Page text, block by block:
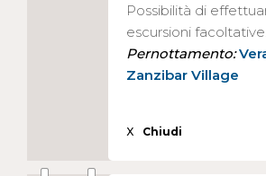
Possibilità di
escursioni facoltative.
Pernottamento:
Zanzibar Village
X Chiudi